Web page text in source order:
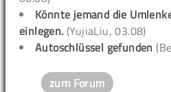
Könnte jemand die
einlegen. (YujiaLiu, 03.08)
Autoschlüssel gefunden
zum Forum